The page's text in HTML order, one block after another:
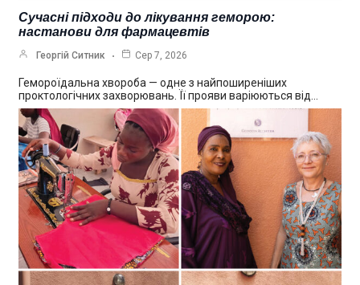
Сучасні підходи до лікування геморою:
настанови для фармацевтів
Георгій Ситник Сер 7, 2026
Гемороїдальна хвороба — одне з найпоширеніших
проктологічних захворювань. Її прояви варіюються від…